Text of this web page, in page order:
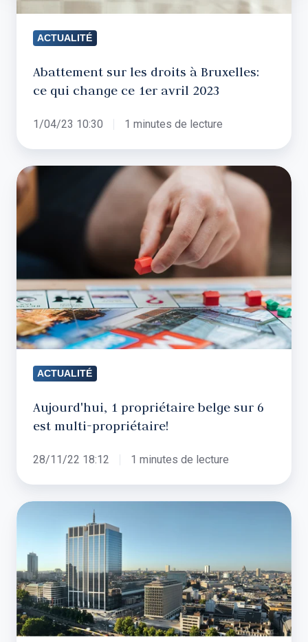
ce
1er
2023
ACTUALITÉ
Abattement sur les droits à Bruxelles:
ce qui change ce 1er avril 2023
1/04/23 10:30 1 minutes de lecture
Aujourd'hui,
1
propriétaire
belge
sur
est
multi-
propriétaire!
ACTUALITÉ
Aujourd'hui, 1 propriétaire belge sur 6
est multi-propriétaire!
28/11/22 18:12 1 minutes de lecture
Nouvel
gouvernement
à
Bruxelles
: